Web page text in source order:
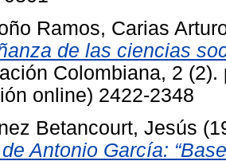
Ramos, Carias
de las ciencias
Colombiana, 2
online) 2422-2348
Betancourt, Jesús
Antonio García: